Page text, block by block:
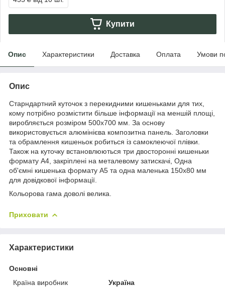
Купити
Опис Характеристики Доставка Оплата Умови
Опис
Старндартний куточок з перекидними кишеньками для тих,
кому потрібно розмістити більше інформації на меншій площі,
виробляється розміром 500х700 мм. За основу
використовується алюмінієва композитна панель. Заголовки
та обрамлення кишеньок робиться із самоклеючої плівки.
Також на куточку встановлюються три двосторонні кишеньки
формату А4, закріплені на металевому затискачі, Одна
об'ємні кишенька формату А5 та одна маленька 150х80 мм
для довідкової інформації.
Кольорова гама доволі велика.
Приховати
Характеристики
Основні
Країна виробник
Україна